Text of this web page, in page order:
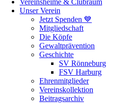
Vereinsheime & Clubraum
Unser Verein
Jetzt Spenden 💙
Mitgliedschaft
Die Köpfe
Gewaltprävention
Geschichte
SV Rönneburg
FSV Harburg
Ehrenmitglieder
Vereinskollektion
Beitragsarchiv